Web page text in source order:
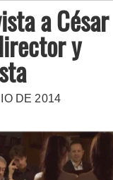
a César
y
DE 2014